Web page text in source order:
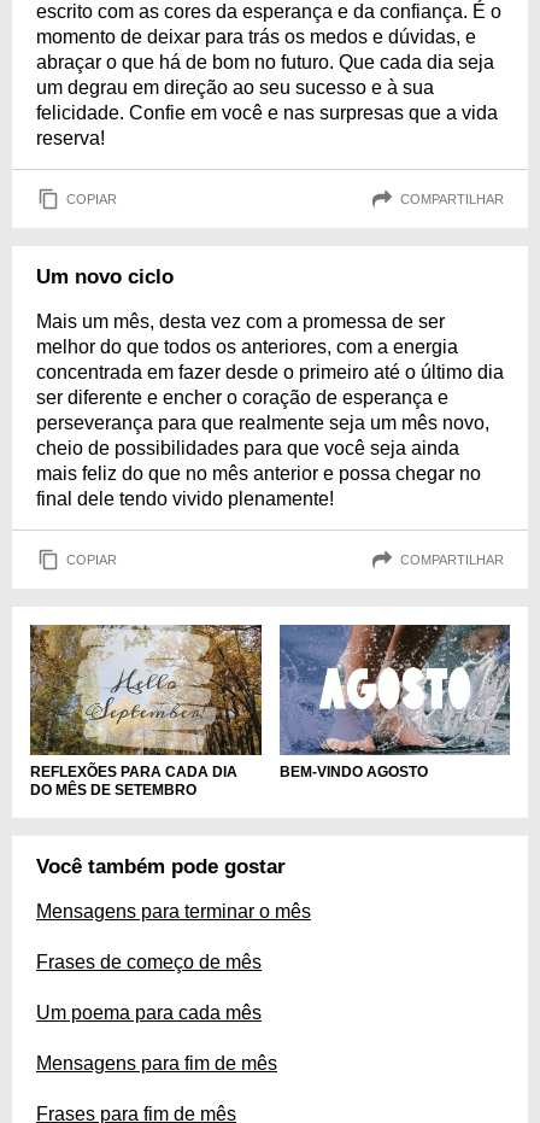
escrito com as cores da esperança e da confiança. É o
momento de deixar para trás os medos e dúvidas, e
abraçar o que há de bom no futuro. Que cada dia seja
um degrau em direção ao seu sucesso e à sua
felicidade. Confie em você e nas surpresas que a vida
reserva!
COPIAR COMPARTILHAR
Um novo ciclo
Mais um mês, desta vez com a promessa de ser
melhor do que todos os anteriores, com a energia
concentrada em fazer desde o primeiro até o último dia
ser diferente e encher o coração de esperança e
perseverança para que realmente seja um mês novo,
cheio de possibilidades para que você seja ainda
mais feliz do que no mês anterior e possa chegar no
final dele tendo vivido plenamente!
COPIAR COMPARTILHAR
REFLEXÕES PARA CADA DIA
DO MÊS DE SETEMBRO
BEM-VINDO AGOSTO
Você também pode gostar
Mensagens para terminar o mês
Frases de começo de mês
Um poema para cada mês
Mensagens para fim de mês
Frases para fim de mês